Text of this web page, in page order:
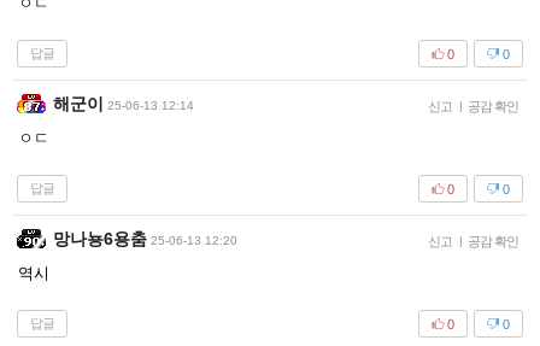
답글 0
0
해군이 25-06-13 12:14 신고 공감 확인
ㅇㄷ
답글 0
0
망나뇽6용춤 25-06-13 12:20 신고 공감 확인
역시
답글 0
0